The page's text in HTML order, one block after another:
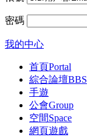
密碼
我的中心
首頁Portal
綜合論壇BBS
手遊
公會Group
空間Space
網頁遊戲